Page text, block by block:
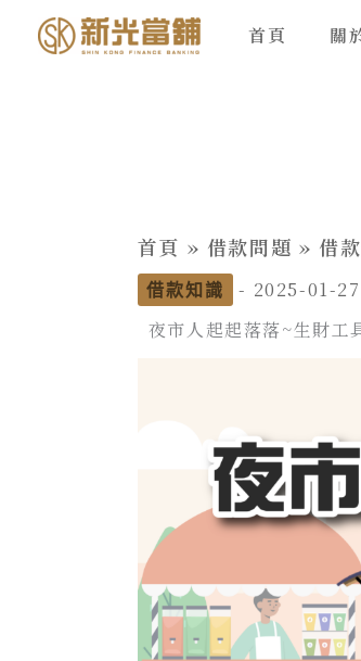
首頁 關
首頁 » 借款問題 » 借
借款知識 - 2025-01-27
夜市人起起落落~生財工